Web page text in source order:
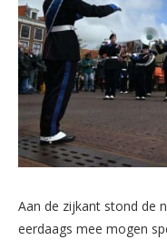
Aan de zijkant stond de
eerdaags mee mogen